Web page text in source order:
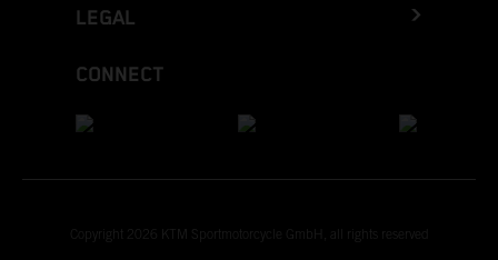
LEGAL
CONNECT
Copyright 2026 KTM Sportmotorcycle GmbH, all rights reserved